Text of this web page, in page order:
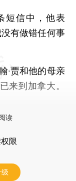
信中，他表
有做错任何事
贾和他的母亲
来到加拿大。
读
限